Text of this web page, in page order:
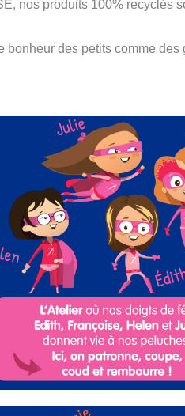
nos produits 100% recyclés
des petits comme des